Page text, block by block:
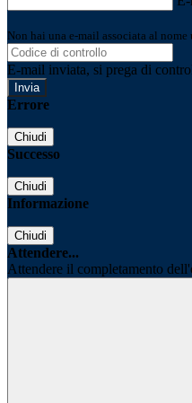
Non hai una e-mail associata al
E-mail inviata, si prega di
Errore
Chiudi
Successo
Chiudi
Informazione
Chiudi
Attendere...
Attendere il completamento